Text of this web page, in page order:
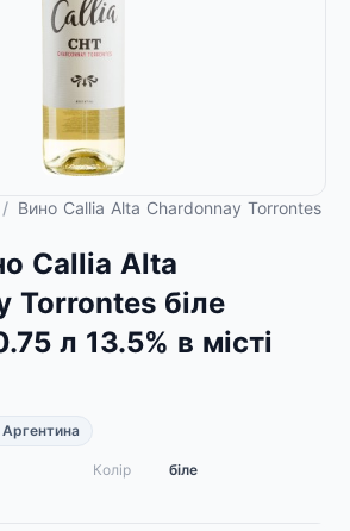
/ Вино Callia Alta Chardonnay Torrontes
Callia Alta
Torrontes біле
л 13.5% в місті
Колір
біле